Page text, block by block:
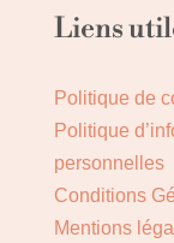
Liens
Politique de
Politique
personnelles
Conditions
Mentions